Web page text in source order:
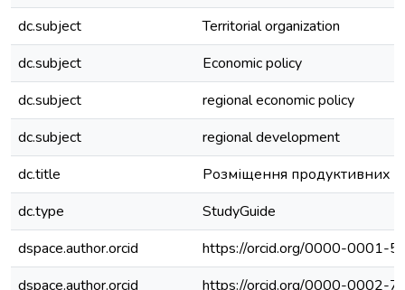
dc.subject
Territorial organization
dc.subject
Economic policy
dc.subject
regional economic policy
dc.subject
regional development
dc.title
Розміщення продуктивних
dc.type
StudyGuide
dspace.author.orcid
https://orcid.org/0000-0001-
dspace.author.orcid
https://orcid.org/0000-0002-